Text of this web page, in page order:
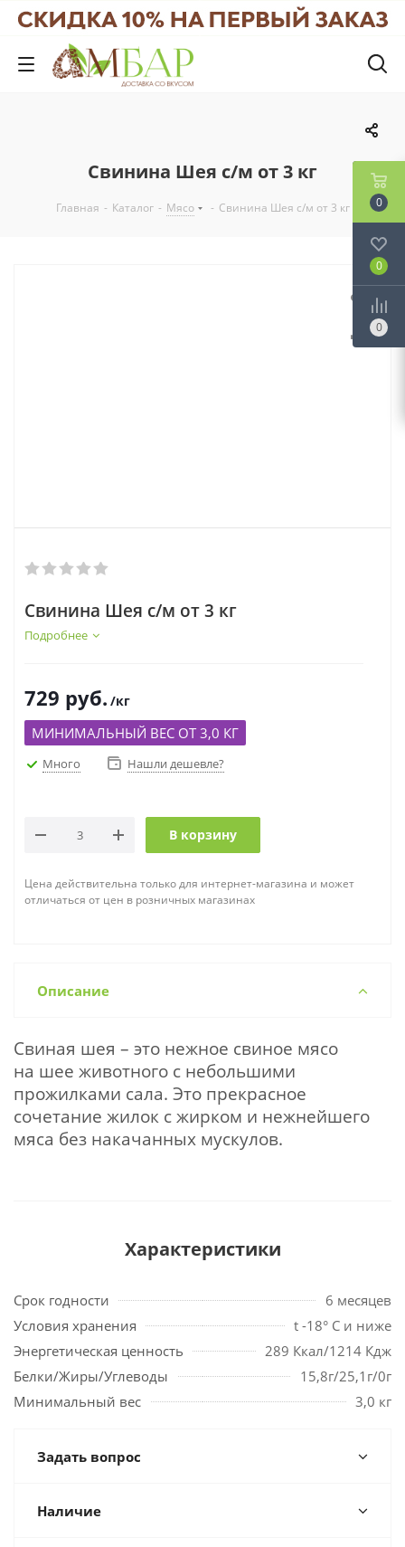
Свинина Шея с/м от 3 кг
Главная - Каталог - Мясо - Свинина Шея с/м от 3 кг
Свинина Шея с/м от 3 кг
Подробнее
729 руб. /кг
МИНИМАЛЬНЫЙ ВЕС ОТ 3,0 КГ
Много Нашли дешевле?
В корзину
Цена действительна только для интернет-магазина и может
отличаться от цен в розничных магазинах
Описание
Свиная шея – это нежное свиное мясо
на шее животного с небольшими
прожилками сала. Это прекрасное
сочетание жилок с жирком и нежнейшего
мяса без накачанных мускулов.
Характеристики
Срок годности
6 месяцев
Условия хранения
t -18° С и ниже
Энергетическая ценность
289 Ккал/1214 Кдж
Белки/Жиры/Углеводы
15,8г/25,1г/0г
Минимальный вес
3,0 кг
Задать вопрос
Наличие
0
0
0